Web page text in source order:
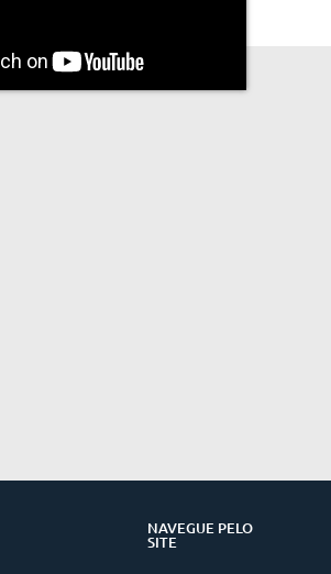
NAVEGUE PELO
SITE